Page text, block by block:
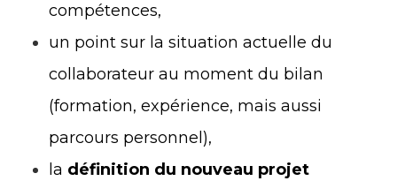
compétences,
un point sur la situation actuelle du
collaborateur au moment du bilan
(formation, expérience, mais aussi
parcours personnel),
la définition du nouveau projet